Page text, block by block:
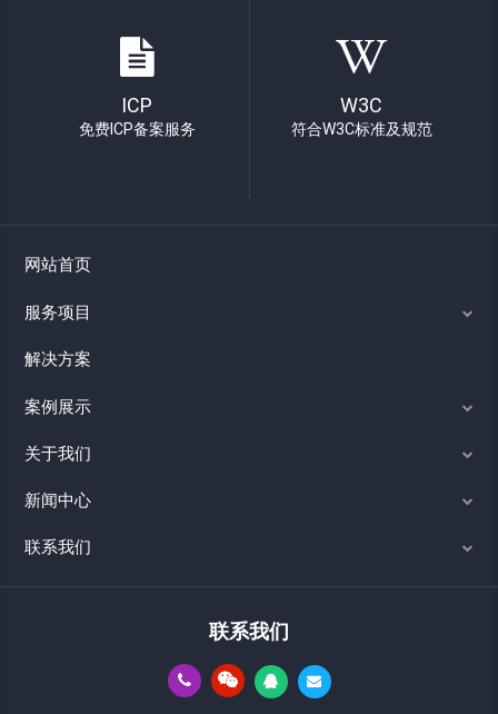
ICP
免费ICP备案服务
W3C
符合W3C标准及规范
网站首页
服务项目
解决方案
案例展示
关于我们
新闻中心
联系我们
联系我们